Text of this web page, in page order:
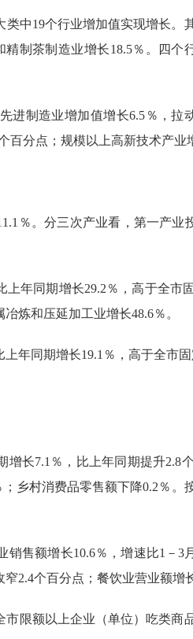
类中19个行业增加值实现增长。
制茶制造业增长18.5％。四
进制造业增加值增长6.5％，拉
百分点；规模以上高新技术产业
％ 。分三次产业看， 第一产业
上年同期增长29.2％，高于全市
炼和压延加工业增长48.6％。
上年同期增长19.1％，高于全市
增长7.1％， 比上年同期提升2.8
；乡村消费品零售额下降0.2 ％。
销售额增长10.6％，增速比1－3
2.4个百分点；餐饮业营业额增
市限额以上企业（单位）吃类商